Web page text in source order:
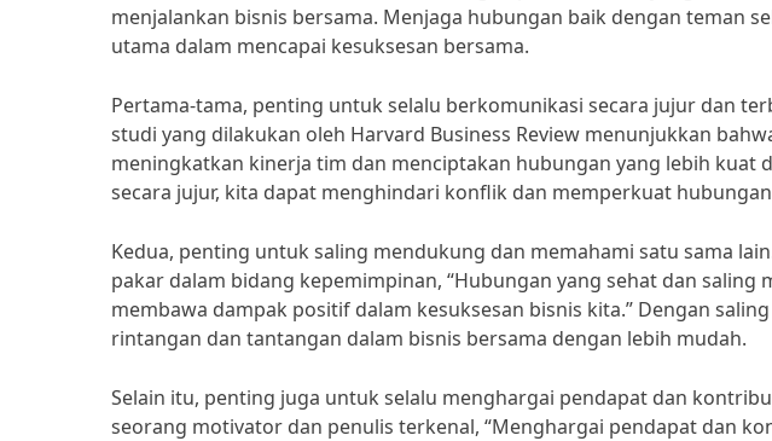
menjalankan bisnis bersama. Menjaga hubungan baik dengan teman
utama dalam mencapai kesuksesan bersama.
Pertama-tama, penting untuk selalu berkomunikasi secara jujur dan
studi yang dilakukan oleh Harvard Business Review menunjukkan
meningkatkan kinerja tim dan menciptakan hubungan yang lebih kuat
secara jujur, kita dapat menghindari konflik dan memperkuat
Kedua, penting untuk saling mendukung dan memahami satu sama
pakar dalam bidang kepemimpinan, “Hubungan yang sehat dan saling
membawa dampak positif dalam kesuksesan bisnis kita.” Dengan
rintangan dan tantangan dalam bisnis bersama dengan lebih mudah.
Selain itu, penting juga untuk selalu menghargai pendapat dan
seorang motivator dan penulis terkenal, “Menghargai pendapat dan